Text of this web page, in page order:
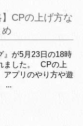
CPの上げ方な
』が5月23日の18時
ました。 CPの上
アプリのやり方や遊
...